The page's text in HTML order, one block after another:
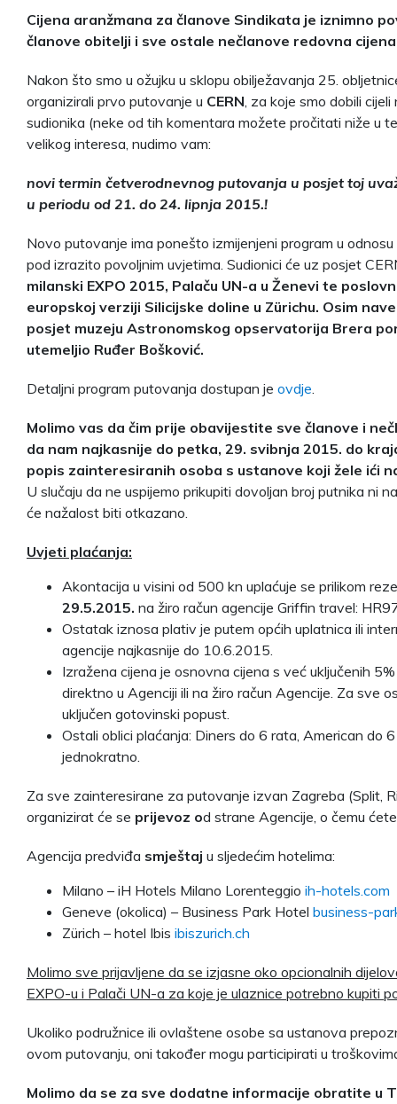
Cijena aranžmana za članove Sindikata je iznimno
članove obitelji i sve ostale nečlanove redovna
Nakon što smo u ožujku u sklopu obilježavanja 25.
organizirali prvo putovanje u CERN, za koje smo dobili
sudionika (neke od tih komentara možete pročitati niže u
velikog interesa, nudimo vam:
novi termin četverodnevnog putovanja u posjet toj
u periodu od 21. do 24. lipnja 2015.!
Novo putovanje ima ponešto izmijenjeni program u
pod izrazito povoljnim uvjetima. Sudionici će uz posjet
milanski EXPO 2015, Palaču UN-a u Ženevi te
europskoj verziji Silicijske doline u Zürichu. Osim
posjet muzeju Astronomskog opservatorija Brera
utemeljio Ruđer Bošković.
Detaljni program putovanja dostupan je ovdje.
Molimo vas da čim prije obavijestite sve članove i
da nam najkasnije do petka, 29. svibnja 2015. do
popis zainteresiranih osoba s ustanove koji žele ići
U slučaju da ne uspijemo prikupiti dovoljan broj putnika ni
će nažalost biti otkazano.
Uvjeti plaćanja:
Akontacija u visini od 500 kn uplaćuje se prilikom
29.5.2015. na žiro račun agencije Griffin travel:
Ostatak iznosa plativ je putem općih uplatnica ili
agencije najkasnije do 10.6.2015.
Izražena cijena je osnovna cijena s već uključenih
direktno u Agenciji ili na žiro račun Agencije. Za sve
uključen gotovinski popust.
Ostali oblici plaćanja: Diners do 6 rata, American do
jednokratno.
Za sve zainteresirane za putovanje izvan Zagreba (Split,
organizirat će se prijevoz od strane Agencije, o čemu
Agencija predviđa smještaj u sljedećim hotelima:
Milano – iH Hotels Milano Lorenteggio ih-hotels.com
Geneve (okolica) – Business Park Hotel business-
Zürich – hotel Ibis ibiszurich.ch
Molimo sve prijavljene da se izjasne oko opcionalnih
EXPO-u i Palači UN-a za koje je ulaznice potrebno kupiti
Ukoliko podružnice ili ovlaštene osobe sa ustanova
ovom putovanju, oni također mogu participirati u
Molimo da se za sve dodatne informacije obratite u